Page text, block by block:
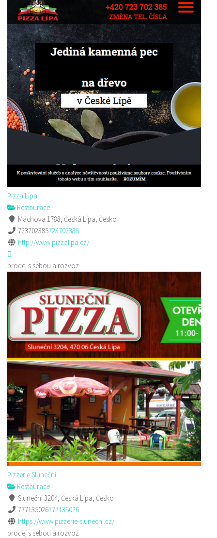
Pizza Lípa
Restaurace
Máchova 1788, Česká Lípa, Česko
723702385723702385
http://www.pizzalipa.cz/
prodej s sebou a rozvoz
Pizzerie Sluneční
Restaurace
Sluneční 3204, Česká Lípa, Česko
777135026777135026
https://www.pizzerie-slunecni.cz/
prodej s sebou a rozvoz